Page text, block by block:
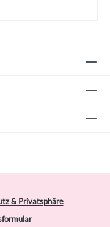
& Privatsphäre